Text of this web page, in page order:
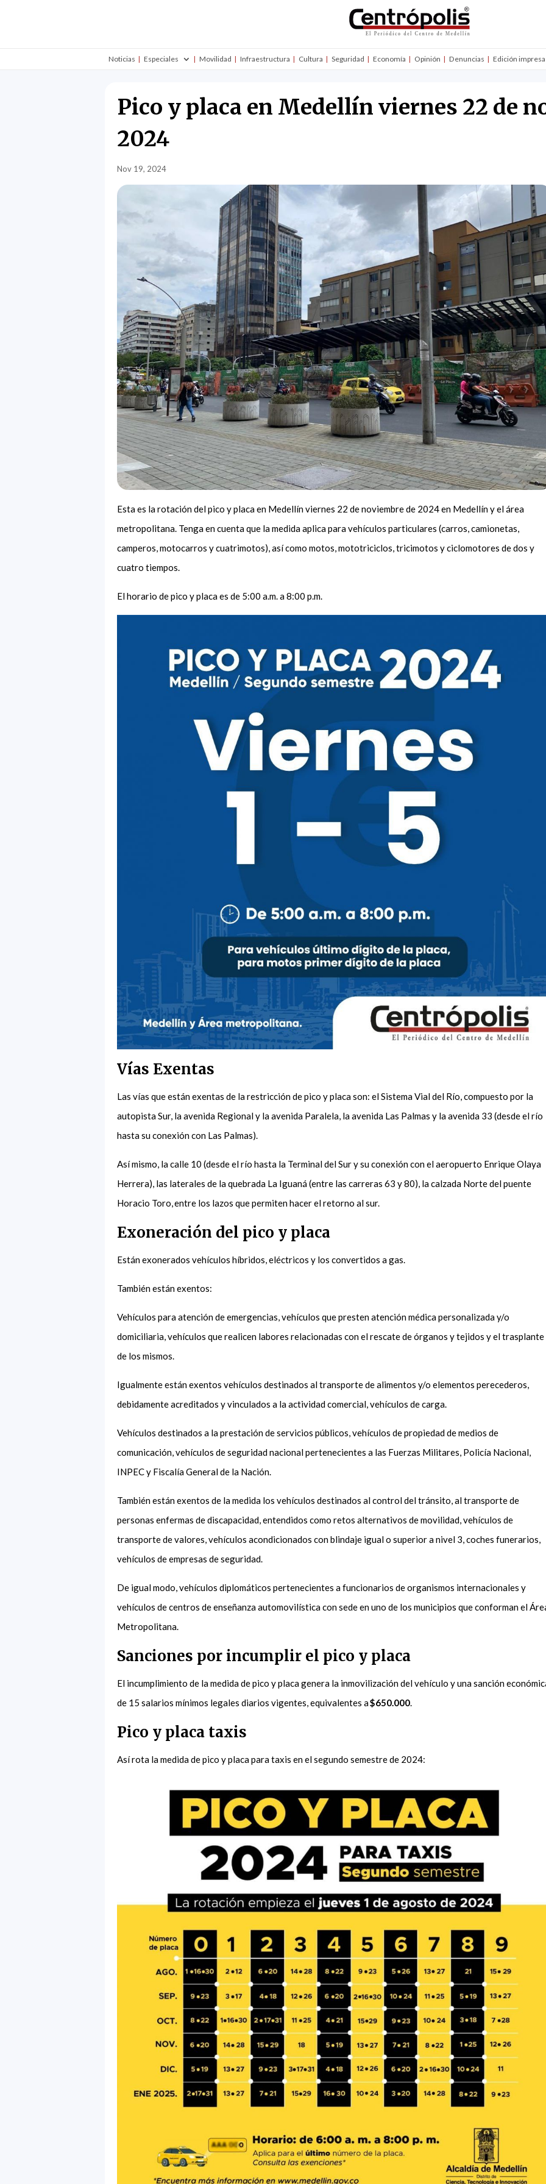
Noticias Especiales Movilidad Infraestructura Cultura Seguridad Economía Opinión Denuncias Edición impresa
Pico y placa en Medellín viernes 22 de
2024
Nov 19, 2024
Esta es la rotación del pico y placa en Medellín viernes 22 de noviembre de 2024 en Medellín y el área
metropolitana. Tenga en cuenta que la medida aplica para vehículos particulares (carros, camionetas,
camperos, motocarros y cuatrimotos), así como motos, mototriciclos, tricimotos y ciclomotores de dos y
cuatro tiempos.
El horario de pico y placa es de 5:00 a.m. a 8:00 p.m.
Vías Exentas
Las vías que están exentas de la restricción de pico y placa son: el Sistema Vial del Río, compuesto por la
autopista Sur, la avenida Regional y la avenida Paralela, la avenida Las Palmas y la avenida 33 (desde el río
hasta su conexión con Las Palmas).
Así mismo, la calle 10 (desde el río hasta la Terminal del Sur y su conexión con el aeropuerto Enrique Olaya
Herrera), las laterales de la quebrada La Iguaná (entre las carreras 63 y 80), la calzada Norte del puente
Horacio Toro, entre los lazos que permiten hacer el retorno al sur.
Exoneración del pico y placa
Están exonerados vehículos híbridos, eléctricos y los convertidos a gas.
También están exentos:
Vehículos para atención de emergencias, vehículos que presten atención médica personalizada y/o
domiciliaria, vehículos que realicen labores relacionadas con el rescate de órganos y tejidos y el trasplante
de los mismos.
Igualmente están exentos vehículos destinados al transporte de alimentos y/o elementos perecederos,
debidamente acreditados y vinculados a la actividad comercial, vehículos de carga.
Vehículos destinados a la prestación de servicios públicos, vehículos de propiedad de medios de
comunicación, vehículos de seguridad nacional pertenecientes a las Fuerzas Militares, Policía Nacional,
INPEC y Fiscalía General de la Nación.
También están exentos de la medida los vehículos destinados al control del tránsito, al transporte de
personas enfermas de discapacidad, entendidos como retos alternativos de movilidad, vehículos de
transporte de valores, vehículos acondicionados con blindaje igual o superior a nivel 3, coches funerarios,
vehículos de empresas de seguridad.
De igual modo, vehículos diplomáticos pertenecientes a funcionarios de organismos internacionales y
vehículos de centros de enseñanza automovilística con sede en uno de los municipios que conforman el
Metropolitana.
Sanciones por incumplir el pico y placa
El incumplimiento de la medida de pico y placa genera la inmovilización del vehículo y una sanción
de 15 salarios mínimos legales diarios vigentes, equivalentes a$650.000.
Pico y placa taxis
Así rota la medida de pico y placa para taxis en el segundo semestre de 2024: